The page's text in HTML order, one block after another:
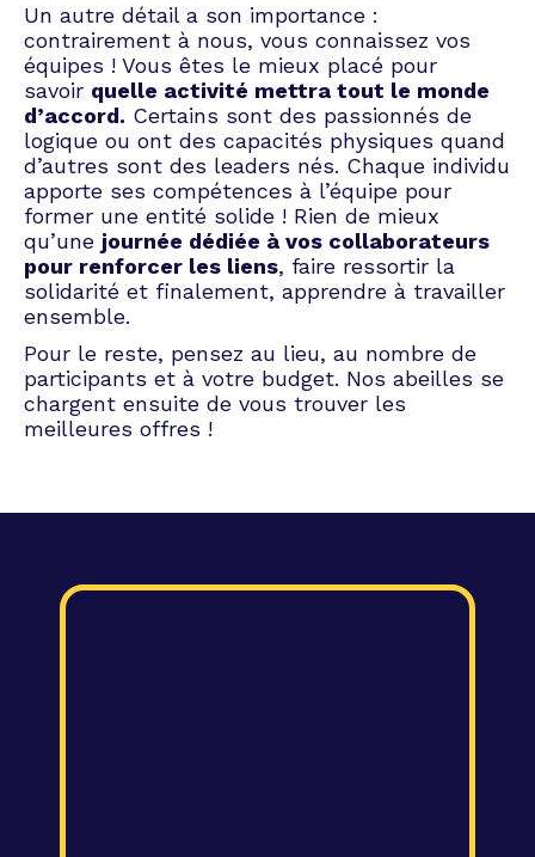
Un autre détail a son importance :
contrairement à nous, vous connaissez vos
équipes ! Vous êtes le mieux placé pour
savoir quelle activité mettra tout le monde
d’accord. Certains sont des passionnés de
logique ou ont des capacités physiques quand
d’autres sont des leaders nés. Chaque individu
apporte ses compétences à l’équipe pour
former une entité solide ! Rien de mieux
qu’une journée dédiée à vos collaborateurs
pour renforcer les liens, faire ressortir la
solidarité et finalement, apprendre à travailler
ensemble.
Pour le reste, pensez au lieu, au nombre de
participants et à votre budget. Nos abeilles se
chargent ensuite de vous trouver les
meilleures offres !